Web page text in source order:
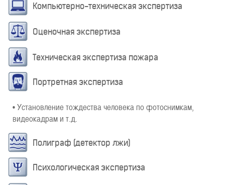
Компьютерно-техническая экспертиза
Оценочная экспертиза
Техническая экспертиза пожара
Портретная экспертиза
• Установление тождества человека по фотоснимкам,
видеокадрам и т.д.
Полиграф (детектор лжи)
Психологическая экспертиза